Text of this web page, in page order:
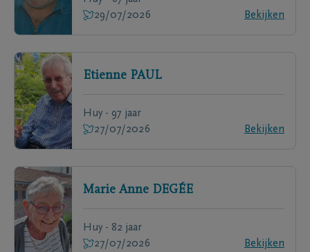
29/07/2026
Bekijken
Etienne PAUL
Huy - 97 jaar
27/07/2026
Bekijken
Marie Anne DEGÉE
Huy - 82 jaar
27/07/2026
Bekijken